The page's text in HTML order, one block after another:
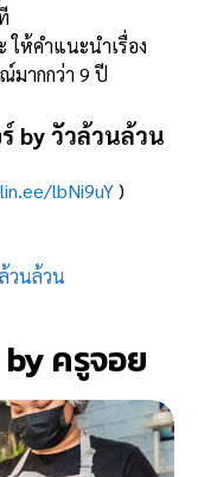
ให้คำแนะนำเรื่อง
มากกว่า 9 ปี
by วัวล้วนล้วน
lbNi9uY)
วนล้วน
ครูจอย